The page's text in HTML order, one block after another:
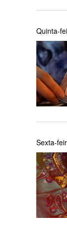
Quinta-
Sexta-